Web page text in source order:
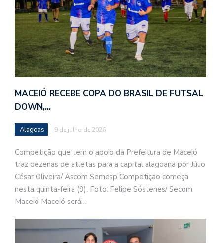
MACEIÓ RECEBE COPA DO BRASIL DE FUTSAL
DOWN,…
Alagoas 9 de julho de 2026
Competição que tem o apoio da Prefeitura de Maceió
traz dezenas de atletas para a capital alagoana por Júlio
César Oliveira/ Ascom Semesp Competição começa
nesta quinta-feira (9). Foto: Felipe Sóstenes/ Secom
Maceió Maceió será…